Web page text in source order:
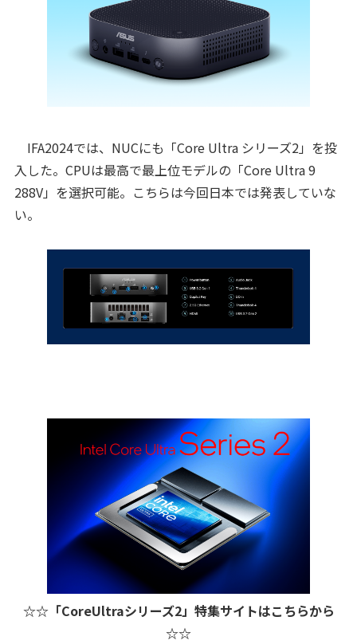
IFA2024では、NUCにも「Core Ultra シリーズ2」を投
入した。CPUは最高で最上位モデルの「Core Ultra 9
288V」を選択可能。こちらは今回日本では発表していな
い。
☆☆「CoreUltraシリーズ2」特集サイトはこちらから
☆☆